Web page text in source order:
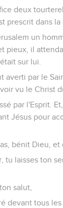
deux
prescrit dans la
un
pieux, il
sur lui.
averti par le
vu le Christ
par l'Esprit.
Jésus pour
bénit Dieu, et
tu laisses ton
salut,
devant tous les